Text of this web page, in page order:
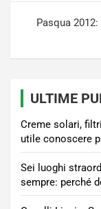
Pasqua
ULTIME
Creme solari,
utile conoscere
Sei luoghi
sempre: perché